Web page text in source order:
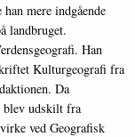
mere indgående
landbruget.
Han
Kulturgeografi fra
Da
blev udskilt fra
ved Geografisk